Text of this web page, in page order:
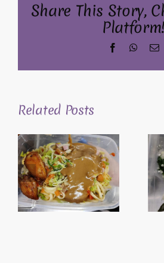
Share This Story,
Platform!
Facebook
Related Posts